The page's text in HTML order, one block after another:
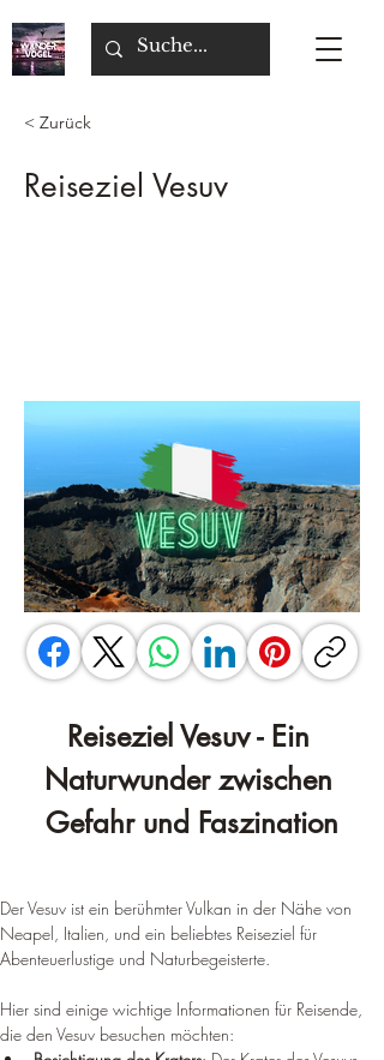
< Zurück
Reiseziel Vesuv
Reiseziel Vesuv - Ein
Naturwunder zwischen
Gefahr und Faszination
Der Vesuv ist ein berühmter Vulkan in der Nähe von
Neapel, Italien, und ein beliebtes Reiseziel für
Abenteuerlustige und Naturbegeisterte.
Hier sind einige wichtige Informationen für Reisende,
die den Vesuv besuchen möchten: